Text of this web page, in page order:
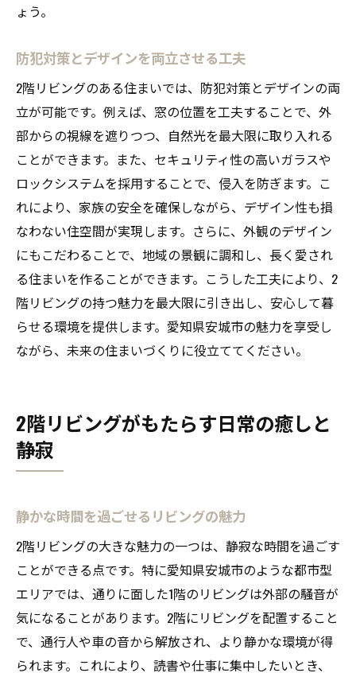
ょう。
防犯対策とデザインを両立させる工夫
2階リビングのある住まいでは、防犯対策とデザインの両
立が可能です。例えば、窓の位置を工夫することで、外
部からの視線を遮りつつ、自然光を最大限に取り入れる
ことができます。また、セキュリティ性の高いガラスや
ロックシステムを採用することで、侵入を防ぎます。こ
れにより、家族の安全を確保しながら、デザイン性も損
なわない住空間が実現します。さらに、外観のデザイン
にもこだわることで、地域の景観に調和し、長く愛され
る住まいを作ることができます。こうした工夫により、2
階リビングの持つ魅力を最大限に引き出し、安心して暮
らせる環境を提供します。愛知県安城市の魅力を享受し
ながら、未来の住まいづくりに役立ててください。
2階リビングがもたらす日常の癒しと
静寂
静かな時間を過ごせるリビングの魅力
2階リビングの大きな魅力の一つは、静寂な時間を過ごす
ことができる点です。特に愛知県安城市のような都市型
エリアでは、通りに面した1階のリビングは外部の騒音が
気になることがあります。2階にリビングを配置すること
で、通行人や車の音から解放され、より静かな環境が得
られます。これにより、読書や仕事に集中したいとき、